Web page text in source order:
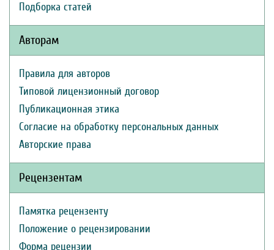
Подборка статей
Авторам
Правила для авторов
Типовой лицензионный договор
Публикационная этика
Согласие на обработку персональных данных
Авторские права
Рецензентам
Памятка рецензенту
Положение о рецензировании
Форма рецензии